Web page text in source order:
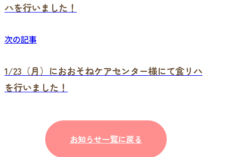
ハを行いました！
次の記事
1/23（月）におおそねケアセンター様にて食リハ
を行いました！
お知らせ一覧に戻る